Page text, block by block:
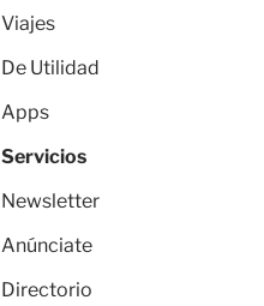
Viajes
De Utilidad
Apps
Servicios
Newsletter
Anúnciate
Directorio